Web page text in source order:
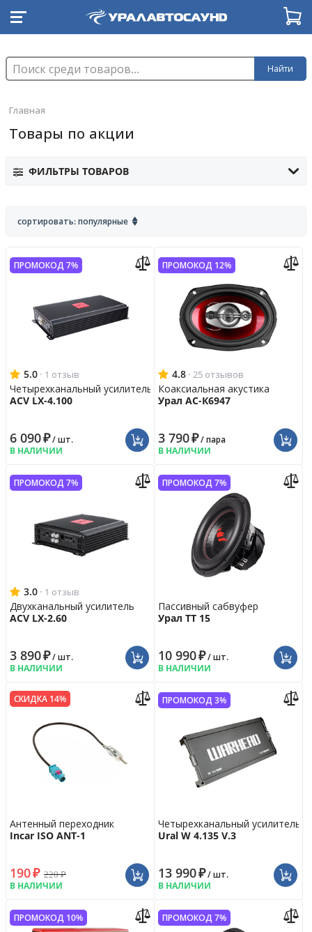
Найти
Главная
Товары по акции
ФИЛЬТРЫ ТОВАРОВ
сортировать: популярные
ПРОМОКОД 7%
5.0 · 1 отзыв
Четырехканальный усилитель
ACV LX-4.100
6 090₽/ шт.
В НАЛИЧИИ
ПРОМОКОД 12%
4.8 · 25 отзывов
Коаксиальная акустика
Урал АС-К6947
3 790₽/ пара
В НАЛИЧИИ
ПРОМОКОД 7%
3.0 · 1 отзыв
Двухканальный усилитель
ACV LX-2.60
3 890₽/ шт.
В НАЛИЧИИ
ПРОМОКОД 7%
Пассивный сабвуфер
Урал ТТ 15
10 990₽/ шт.
В НАЛИЧИИ
СКИДКА 14%
Антенный переходник
Incar ISO ANT-1
190₽ 220₽
В НАЛИЧИИ
ПРОМОКОД 3%
Четырехканальный усилитель
Ural W 4.135 V.3
13 990₽/ шт.
В НАЛИЧИИ
ПРОМОКОД 10% ПРОМОКОД 7%